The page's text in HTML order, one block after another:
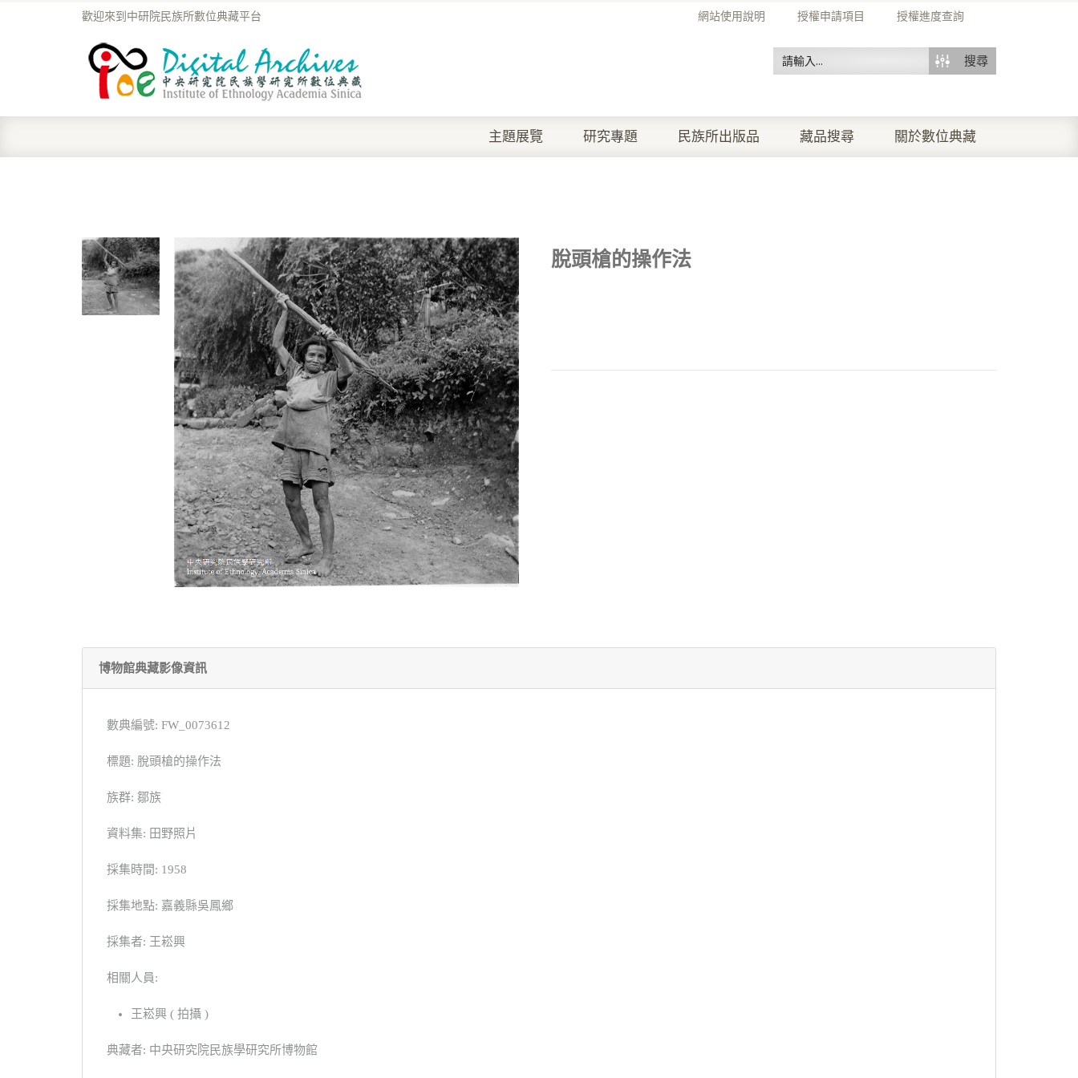
網站使用說明 授權申請項目 授權進度查詢
歡迎來到中研院民族所數位典藏平台
搜尋
主題展覽 研究專題 民族所出版品 藏品搜尋 關於數位典藏
脫頭槍的操作法
博物館典藏影像資訊
數典編號: FW_0073612
標題: 脫頭槍的操作法
族群: 鄒族
資料集: 田野照片
採集時間: 1958
採集地點: 嘉義縣吳鳳鄉
採集者: 王崧興
相關人員:
王崧興 ( 拍攝 )
典藏者: 中央研究院民族學研究所博物館